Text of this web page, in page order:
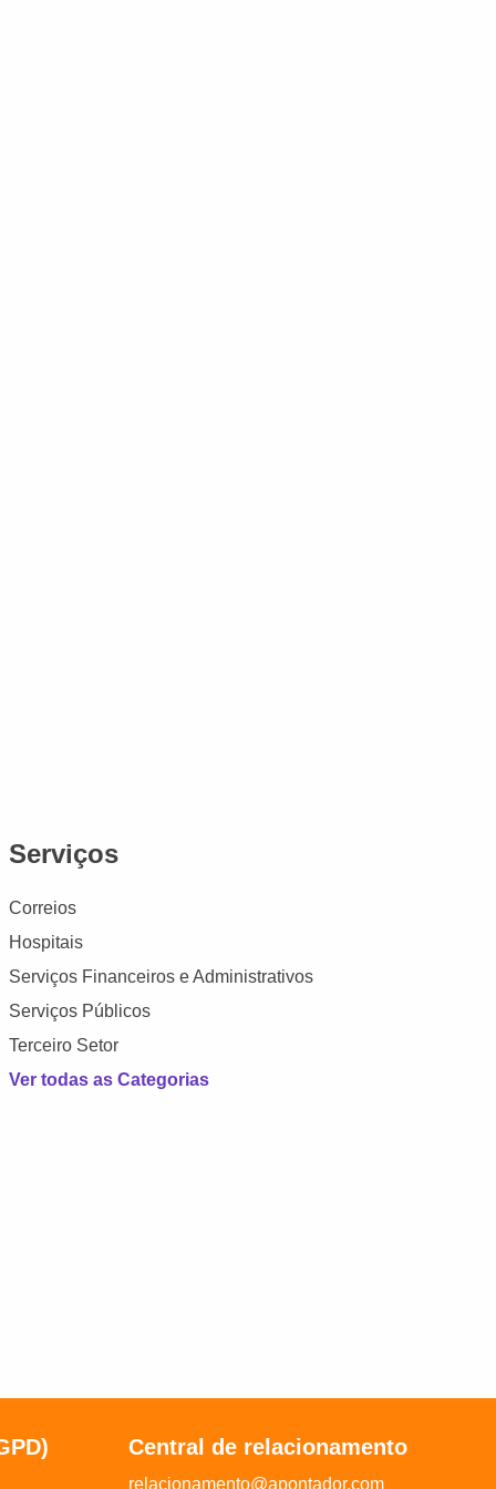
Serviços
Correios
Hospitais
Serviços Financeiros e Administrativos
Serviços Públicos
Terceiro Setor
Ver todas as Categorias
Central de relacionamento
relacionamento@apontador.com